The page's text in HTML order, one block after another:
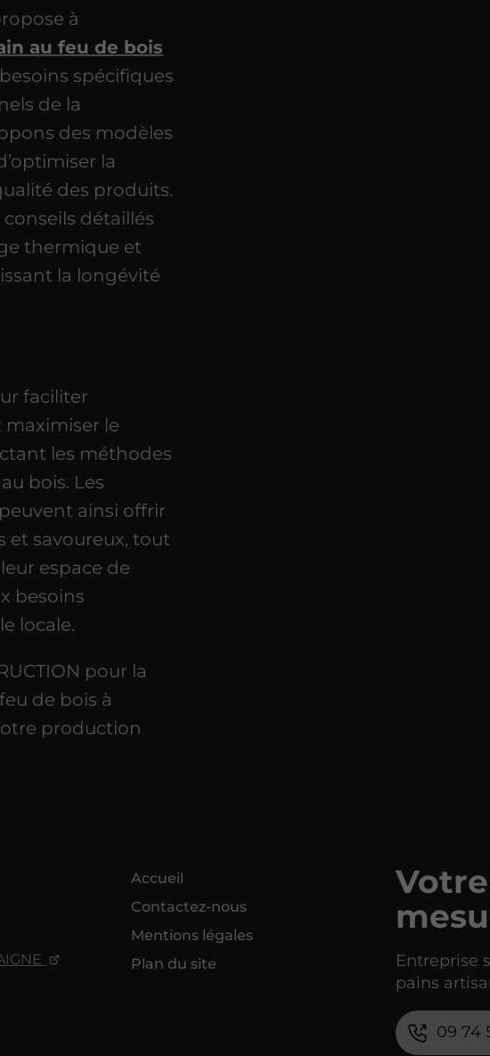
à
au feu de bois
spécifiques
de la
des modèles
la
des produits.
détaillés
thermique et
la longévité
faciliter
maximiser le
les méthodes
bois. Les
ainsi offrir
et savoureux, tout
espace de
besoins
locale.
pour la
de bois à
production
Accueil
Contactez-nous
Mentions légales
Plan du site
Entreprise
pains
09 74